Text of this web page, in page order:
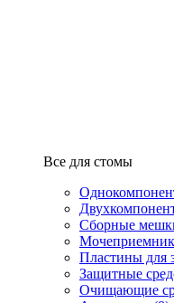
Все для стомы
Сборные
Пластины для
Защитные
Очищающие